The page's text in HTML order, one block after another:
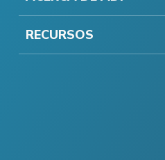
RECURSOS